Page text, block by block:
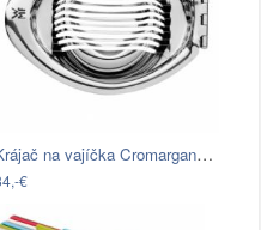
Krájač na vajíčka Cromargan® WMF…
€